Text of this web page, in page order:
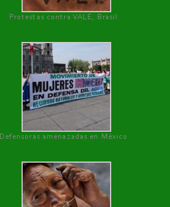
Protestas contra VALE, Brasil
Defensoras amenazadas en México